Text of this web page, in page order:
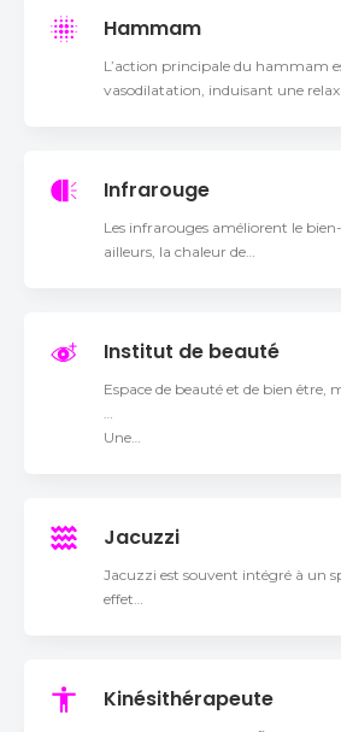
Hammam
L’action principale du hammam
vasodilatation, induisant une
Infrarouge
Les infrarouges améliorent le
ailleurs, la chaleur de…
Institut de beauté
Espace de beauté et de bien être,
Une…
Jacuzzi
Jacuzzi est souvent intégré à un
effet…
Kinésithérapeute